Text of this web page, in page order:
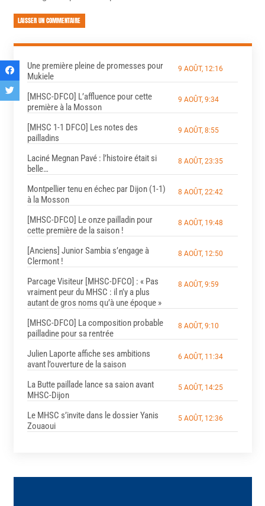
LAISSER UN COMMENTAIRE
Une première pleine de promesses pour
Mukiele
9 AOÛT, 12:16
[MHSC-DFCO] L’affluence pour cette
première à la Mosson
9 AOÛT, 9:34
[MHSC 1-1 DFCO] Les notes des
pailladins
9 AOÛT, 8:55
Laciné Megnan Pavé : l’histoire était si
belle…
8 AOÛT, 23:35
Montpellier tenu en échec par Dijon (1-1)
à la Mosson
8 AOÛT, 22:42
[MHSC-DFCO] Le onze pailladin pour
cette première de la saison !
8 AOÛT, 19:48
[Anciens] Junior Sambia s’engage à
Clermont !
8 AOÛT, 12:50
Parcage Visiteur [MHSC-DFCO] : « Pas
vraiment peur du MHSC : il n’y a plus
autant de gros noms qu’à une époque »
8 AOÛT, 9:59
[MHSC-DFCO] La composition probable
pailladine pour sa rentrée
8 AOÛT, 9:10
Julien Laporte affiche ses ambitions
avant l’ouverture de la saison
6 AOÛT, 11:34
La Butte paillade lance sa saion avant
MHSC-Dijon
5 AOÛT, 14:25
Le MHSC s’invite dans le dossier Yanis
Zouaoui
5 AOÛT, 12:36